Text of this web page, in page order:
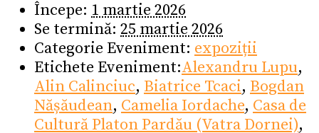
Începe: 1 martie 2026
Se termină: 25 martie 2026
Categorie Eveniment: expoziții
Etichete Eveniment:Alexandru Lupu,
Alin Calinciuc, Biatrice Tcaci, Bogdan
Nășăudean, Camelia Iordache, Casa de
Cultură Platon Pardău (Vatra Dornei),